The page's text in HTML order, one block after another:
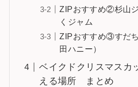
ZIPおすすめ②杉山
くジャム
ZIPおすすめ③すだ
田ハニー）
ベイクドクリスマスカ
える場所 まとめ